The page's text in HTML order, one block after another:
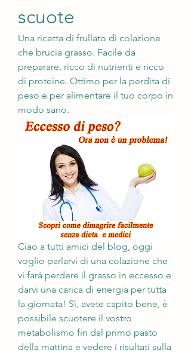
scuote
Una ricetta di frullato di colazione
che brucia grasso. Facile da
preparare, ricco di nutrienti e ricco
di proteine. Ottimo per la perdita di
peso e per alimentare il tuo corpo in
modo sano.
Ciao a tutti amici del blog, oggi
voglio parlarvi di una colazione che
vi farà perdere il grasso in eccesso e
darvi una carica di energia per tutta
la giornata! Sì, avete capito bene, è
possibile scuotere il vostro
metabolismo fin dal primo pasto
della mattina e vedere i risultati sulla